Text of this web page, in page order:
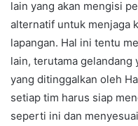
lain yang akan mengisi
alternatif untuk menjaga
lapangan. Hal ini tentu
lain, terutama gelandang
yang ditinggalkan oleh
setiap tim harus siap
seperti ini dan